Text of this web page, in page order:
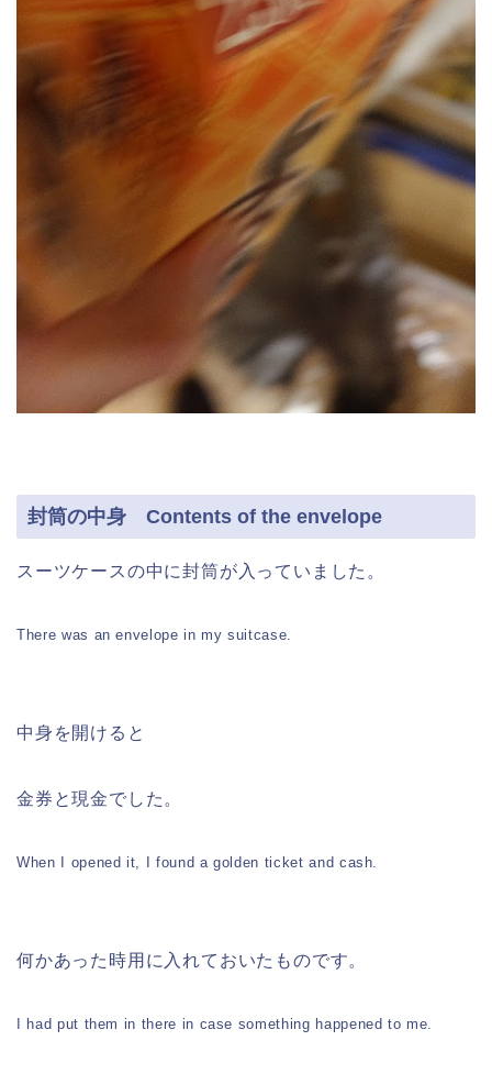
封筒の中身 Contents of the envelope
スーツケースの中に封筒が入っていました。
There was an envelope in my suitcase.
中身を開けると
金券と現金でした。
When I opened it, I found a golden ticket and cash.
何かあった時用に入れておいたものです。
I had put them in there in case something happened to me.